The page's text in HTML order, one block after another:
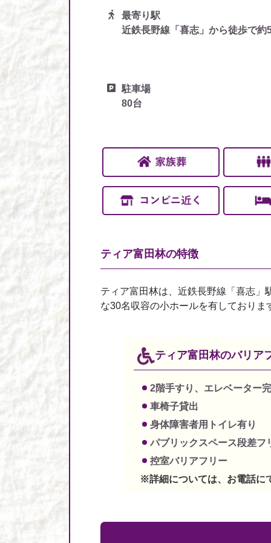
最寄り駅
近鉄長野線「喜志」から徒歩で約
駐車場
80台
ティア富田林の特徴
ティア富田林は、近鉄長野線「喜志
な30名収容の小ホールを有しており
ティア富田林のバリア
2階手すり、エレベーター
車椅子貸出
身体障害者用トイレ有り
パブリックスペース段差フ
控室バリアフリー
※詳細については、お電話に